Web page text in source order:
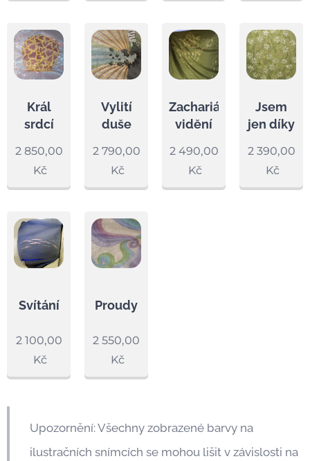
Král
srdcí
2 850,00
Kč
Vylití
duše
2 790,00
Kč
Zachariášovo
vidění
2 490,00
Kč
Jsem
jen díky
2 390,00
Kč
Svítání
2 100,00
Kč
Proudy
2 550,00
Kč
Upozornění: Všechny zobrazené barvy na
ilustračních snímcích se mohou lišit v závislosti na